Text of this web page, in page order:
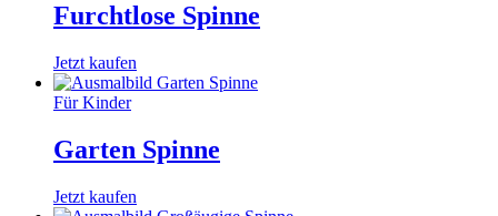
Furchtlose Spinne
Jetzt kaufen
Für Kinder
Garten Spinne
Jetzt kaufen